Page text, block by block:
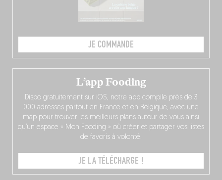
JE COMMANDE
L’app Fooding
Dispo gratuitement sur iOS, notre app compile près de 3
000 adresses partout en France et en Belgique, avec une
map pour trouver les meilleurs plans autour de vous ainsi
qu’un espace « Mon Fooding » où créer et partager vos listes
de favoris à volonté.
JE LA TÉLÉCHARGE !